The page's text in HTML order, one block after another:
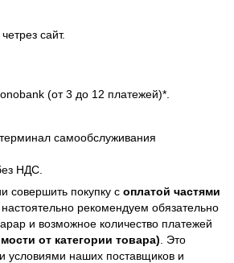
сайт.
(от 3 до 12 платежей)*.
самообслуживания
НДС.
совершить покупку с оплатой частями
рекомендуем обязательно
и возможное количество платежей
от категории товара) . Это
условиями наших поставщиков и